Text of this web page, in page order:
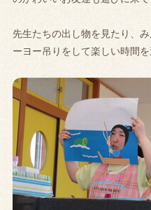
先生たちの出し物を見たり、
ーヨー吊りをして楽しい時間を